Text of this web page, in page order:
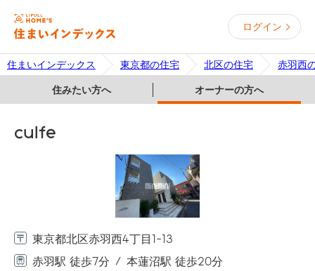
ログイン
住まいインデックス 東京都の住宅 北区の住宅 赤羽西
住みたい方へ オーナーの方へ
culfe
東京都北区赤羽西4丁目1-13
赤羽駅 徒歩7分
本蓮沼駅 徒歩20分